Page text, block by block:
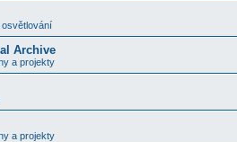
Archive
a projekty
a projekty